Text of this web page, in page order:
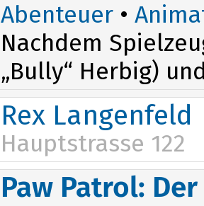
Abenteuer •
Nachdem
„Bully“ Herbig)
Rex Langenfeld
Hauptstrasse 122
14:00
16:00
Paw Patrol: